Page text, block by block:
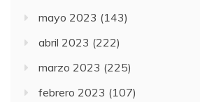
mayo 2023 (143)
abril 2023 (222)
marzo 2023 (225)
febrero 2023 (107)